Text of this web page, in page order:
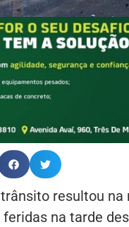
resultou
na tarde